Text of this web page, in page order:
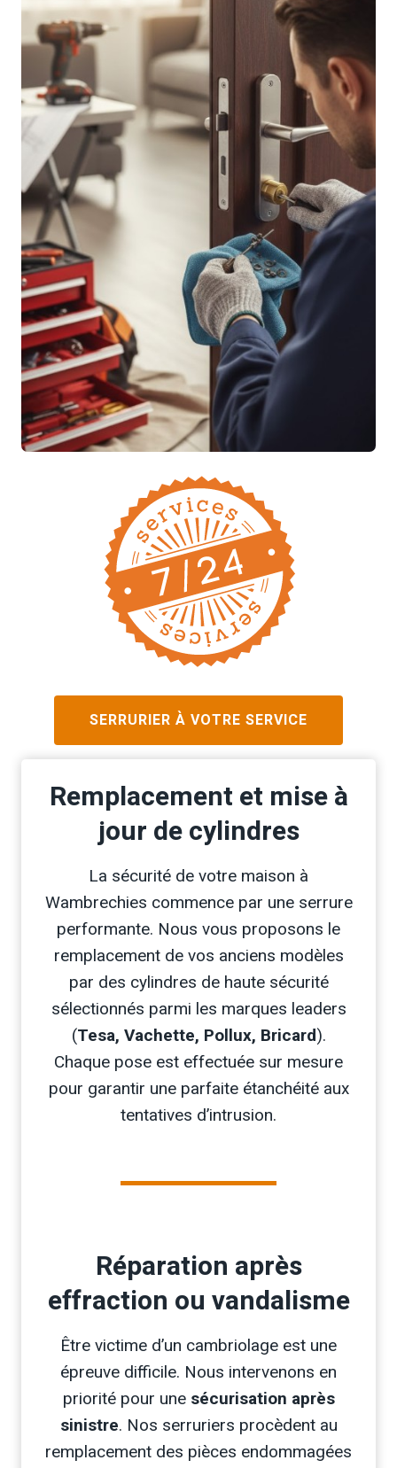
SERRURIER À VOTRE SERVICE
Remplacement et mise à
jour de cylindres
La sécurité de votre maison à
Wambrechies commence par une serrure
performante. Nous vous proposons le
remplacement de vos anciens modèles
par des cylindres de haute sécurité
sélectionnés parmi les marques leaders
(Tesa, Vachette, Pollux, Bricard).
Chaque pose est effectuée sur mesure
pour garantir une parfaite étanchéité aux
tentatives d’intrusion.
Réparation après
effraction ou vandalisme
Être victime d’un cambriolage est une
épreuve difficile. Nous intervenons en
priorité pour une sécurisation après
sinistre. Nos serruriers procèdent au
remplacement des pièces endommagées